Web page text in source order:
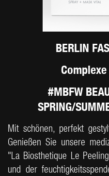
BERLIN
#MBFW
SPRING/
Mit schönen, perfekt
Genießen Sie unsere
"La Biosthetique Le
und der